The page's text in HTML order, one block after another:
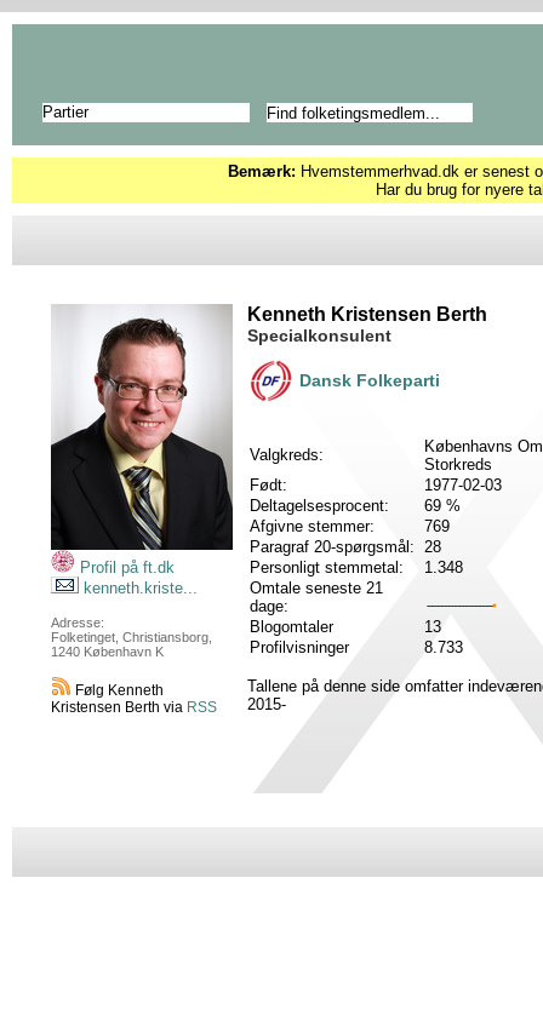
Partier
Bemærk: Hvemstemmerhvad.dk er senest
Har du brug for nyere
Profil på ft.dk
kenneth.kriste...
Adresse:
Folketinget, Christiansborg,
1240 København K
Følg Kenneth
Kristensen Berth via RSS
Kenneth Kristensen Berth
Specialkonsulent
Dansk Folkeparti
Valgkreds:
Københavns
Storkreds
Født:
1977-02-03
Deltagelsesprocent:
69 %
Afgivne stemmer:
769
Paragraf 20-spørgsmål: 28
Personligt stemmetal:
1.348
Omtale seneste 21
dage:
Blogomtaler
13
Profilvisninger
8.733
Tallene på denne side omfatter
2015-